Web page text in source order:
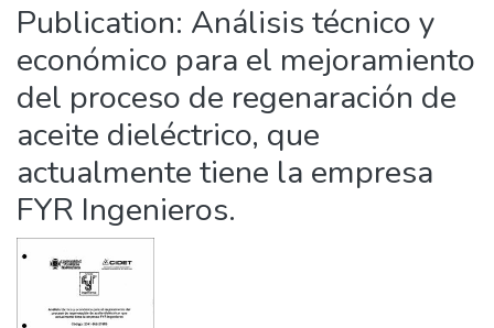
Publication: Análisis técnico y
económico para el mejoramiento
del proceso de regenaración de
aceite dieléctrico, que
actualmente tiene la empresa
FYR Ingenieros.